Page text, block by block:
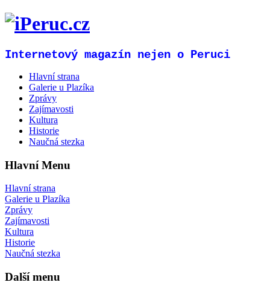
Internetový magazín nejen o Peruci
Hlavní strana
Galerie u Plazíka
Zprávy
Zajímavosti
Kultura
Historie
Naučná stezka
Hlavní Menu
Hlavní strana
Galerie u Plazíka
Zprávy
Zajímavosti
Kultura
Historie
Naučná stezka
Další menu